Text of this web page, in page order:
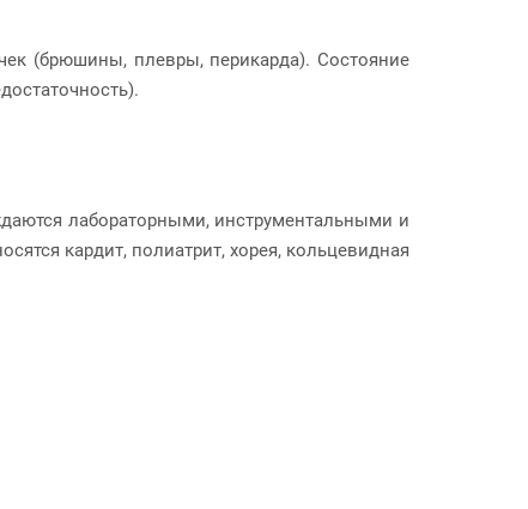
(брюшины, плевры, перикарда). Состояние
лабораторными, инструментальными и
кардит, полиатрит, хорея, кольцевидная